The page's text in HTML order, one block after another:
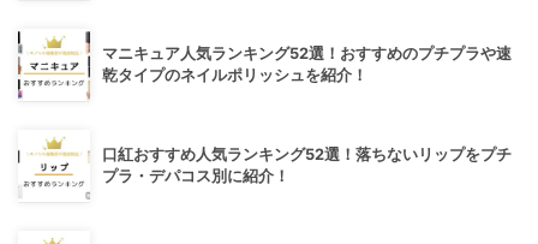
マニキュア人気ランキング52選！おすすめのプチプラや速
乾タイプのネイルポリッシュを紹介！
口紅おすすめ人気ランキング52選！落ちないリップをプチ
プラ・デパコス別に紹介！